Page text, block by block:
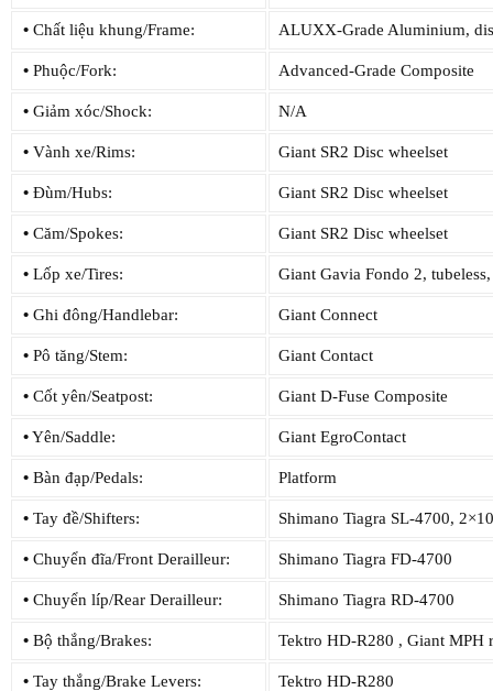
• Chất liệu khung/Frame: ALUXX-Grade Aluminium,
• Phuộc/Fork: Advanced-Grade Composite
• Giảm xóc/Shock: N/A
• Vành xe/Rims: Giant SR2 Disc wheelset
• Đùm/Hubs: Giant SR2 Disc wheelset
• Căm/Spokes: Giant SR2 Disc wheelset
• Lốp xe/Tires: Giant Gavia Fondo 2,
• Ghi đông/Handlebar: Giant Connect
• Pô tăng/Stem: Giant Contact
• Cốt yên/Seatpost: Giant D-Fuse Composite
•Yên/Saddle: Giant EgroContact
• Bàn đạp/Pedals: Platform
• Tay đề/Shifters: Shimano Tiagra SL-4700, 2×10
• Chuyển đĩa/Front Derailleur: Shimano Tiagra FD-4700
• Chuyển líp/Rear Derailleur: Shimano Tiagra RD-4700
• Bộ thắng/Brakes: Tektro HD-R280 , Giant MPH
• Tay thắng/Brake Levers: Tektro HD-R280